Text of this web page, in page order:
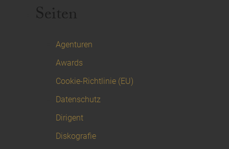
Seiten
Agenturen
Awards
Cookie-Richtlinie (EU)
Datenschutz
Dirigent
Diskografie